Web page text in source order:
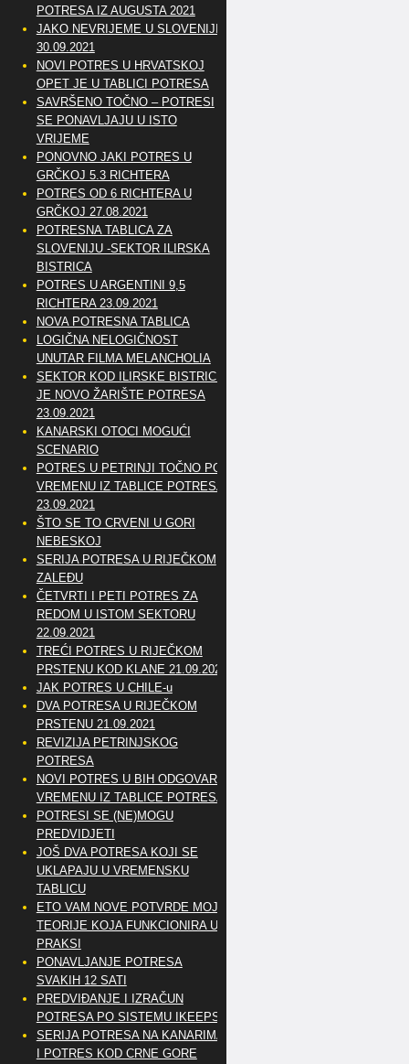
POTRESA IZ AUGUSTA 2021
JAKO NEVRIJEME U SLOVENIJI
30.09.2021
NOVI POTRES U HRVATSKOJ
OPET JE U TABLICI POTRESA
SAVRŠENO TOČNO – POTRESI
SE PONAVLJAJU U ISTO
VRIJEME
PONOVNO JAKI POTRES U
GRČKOJ 5.3 RICHTERA
POTRES OD 6 RICHTERA U
GRČKOJ 27.08.2021
POTRESNA TABLICA ZA
SLOVENIJU -SEKTOR ILIRSKA
BISTRICA
POTRES U ARGENTINI 9,5
RICHTERA 23.09.2021
NOVA POTRESNA TABLICA
LOGIČNA NELOGIČNOST
UNUTAR FILMA MELANCHOLIA
SEKTOR KOD ILIRSKE BISTRICE
JE NOVO ŽARIŠTE POTRESA
23.09.2021
KANARSKI OTOCI MOGUĆI
SCENARIO
POTRES U PETRINJI TOČNO PO
VREMENU IZ TABLICE POTRESA
23.09.2021
ŠTO SE TO CRVENI U GORI
NEBESKOJ
SERIJA POTRESA U RIJEČKOM
ZALEĐU
ČETVRTI I PETI POTRES ZA
REDOM U ISTOM SEKTORU
22.09.2021
TREĆI POTRES U RIJEČKOM
PRSTENU KOD KLANE 21.09.2021
JAK POTRES U CHILE-u
DVA POTRESA U RIJEČKOM
PRSTENU 21.09.2021
REVIZIJA PETRINJSKOG
POTRESA
NOVI POTRES U BIH ODGOVARA
VREMENU IZ TABLICE POTRESA
POTRESI SE (NE)MOGU
PREDVIDJETI
JOŠ DVA POTRESA KOJI SE
UKLAPAJU U VREMENSKU
TABLICU
ETO VAM NOVE POTVRDE MOJE
TEORIJE KOJA FUNKCIONIRA U
PRAKSI
PONAVLJANJE POTRESA
SVAKIH 12 SATI
PREDVIĐANJE I IZRAČUN
POTRESA PO SISTEMU IKEEPS
SERIJA POTRESA NA KANARIMA
I POTRES KOD CRNE GORE